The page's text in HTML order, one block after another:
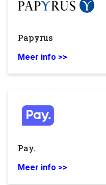
Papyrus
Meer info >>
Pay.
Meer info >>